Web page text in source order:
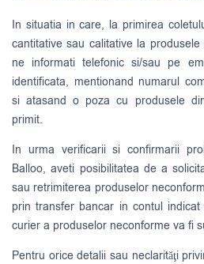
In situatia in care, la primirea
cantitative sau calitative la
ne informati telefonic si/sau pe
identificata, mentionand numarul
si atasand o poza cu produsele
primit.
In urma verificarii si confirmarii
Balloo, aveti posibilitatea de a
sau retrimiterea produselor
prin transfer bancar in contul
curier a produselor neconforme va fi
Pentru orice detalii sau neclarităţi